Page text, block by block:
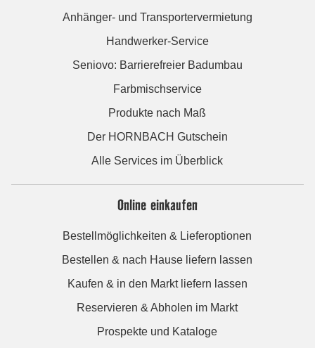
Anhänger- und Transportervermietung
Handwerker-Service
Seniovo: Barrierefreier Badumbau
Farbmischservice
Produkte nach Maß
Der HORNBACH Gutschein
Alle Services im Überblick
Online einkaufen
Bestellmöglichkeiten & Lieferoptionen
Bestellen & nach Hause liefern lassen
Kaufen & in den Markt liefern lassen
Reservieren & Abholen im Markt
Prospekte und Kataloge